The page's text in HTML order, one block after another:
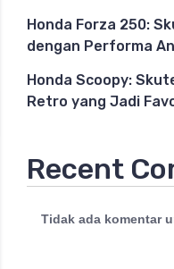
Honda Forza 250:
dengan Performa
Honda Scoopy:
Retro yang Jadi
Recent
Tidak ada komentar